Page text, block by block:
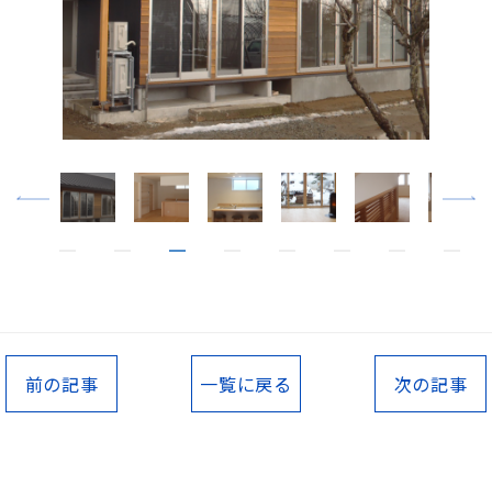
前の記事 一覧に戻る 次の記事